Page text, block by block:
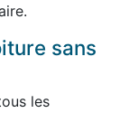
sans
les